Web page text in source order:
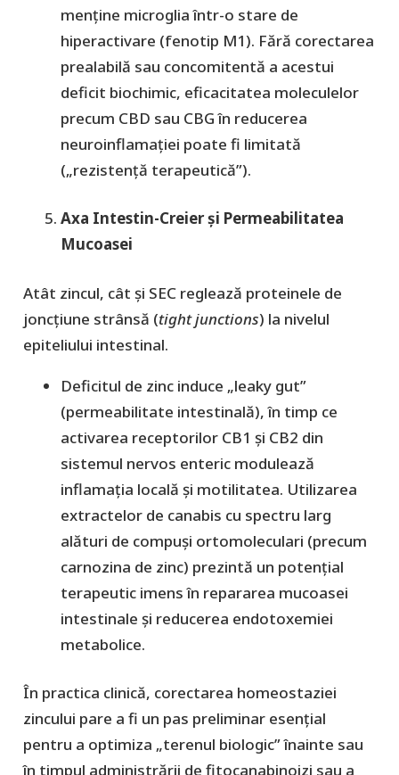
menține microglia într-o stare de
hiperactivare (fenotip M1). Fără corectarea
prealabilă sau concomitentă a acestui
deficit biochimic, eficacitatea moleculelor
precum CBD sau CBG în reducerea
neuroinflamației poate fi limitată
(„rezistență terapeutică”).
Axa Intestin-Creier și Permeabilitatea
Mucoasei
​Atât zincul, cât și SEC reglează proteinele de
joncțiune strânsă (tight junctions) la nivelul
epiteliului intestinal.
​Deficitul de zinc induce „leaky gut”
(permeabilitate intestinală), în timp ce
activarea receptorilor CB1 și CB2 din
sistemul nervos enteric modulează
inflamația locală și motilitatea. Utilizarea
extractelor de canabis cu spectru larg
alături de compuși ortomoleculari (precum
carnozina de zinc) prezintă un potențial
terapeutic imens în repararea mucoasei
intestinale și reducerea endotoxemiei
metabolice.
​În practica clinică, corectarea homeostaziei
zincului pare a fi un pas preliminar esențial
pentru a optimiza „terenul biologic” înainte sau
în timpul administrării de fitocanabinoizi sau a